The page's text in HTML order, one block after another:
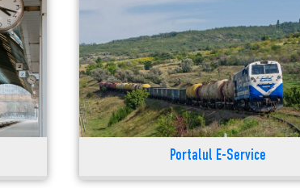
Portalul E-Service